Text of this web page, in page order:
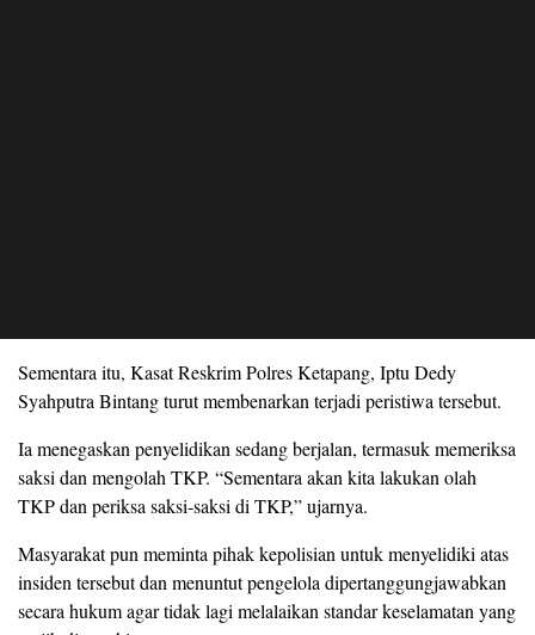
Sementara itu, Kasat Reskrim Polres Ketapang, Iptu Dedy
Syahputra Bintang turut membenarkan terjadi peristiwa tersebut.
Ia menegaskan penyelidikan sedang berjalan, termasuk memeriksa
saksi dan mengolah TKP. “Sementara akan kita lakukan olah
TKP dan periksa saksi-saksi di TKP,” ujarnya.
Masyarakat pun meminta pihak kepolisian untuk menyelidiki atas
insiden tersebut dan menuntut pengelola dipertanggungjawabkan
secara hukum agar tidak lagi melalaikan standar keselamatan yang